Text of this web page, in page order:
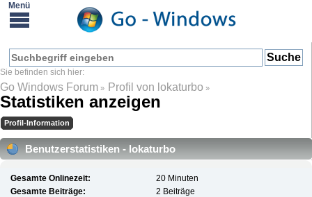
Go Windows Forum » Profil von lokaturbo »
Statistiken anzeigen
Profil-Information
Benutzerstatistiken - lokaturbo
Gesamte Onlinezeit:
20 Minuten
Gesamte Beiträge:
2 Beiträge